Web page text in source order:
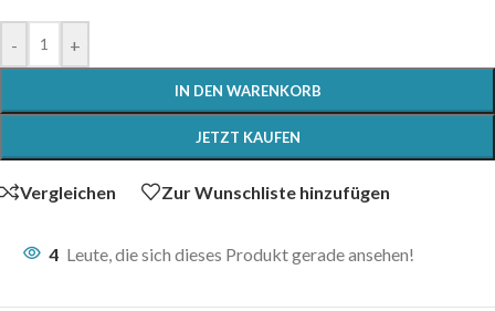
- +
IN DEN WARENKORB
JETZT KAUFEN
Vergleichen Zur Wunschliste hinzufügen
4 Leute, die sich dieses Produkt gerade ansehen!